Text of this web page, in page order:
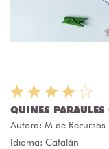
QUINES
Autora: M de Recursos
Idioma: Catalán